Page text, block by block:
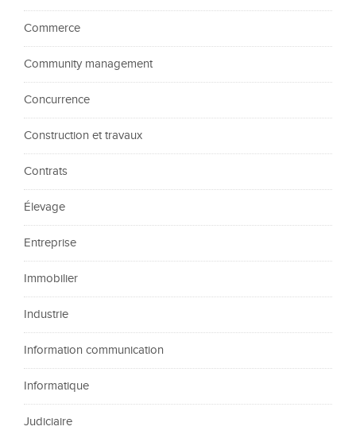
Commerce
Community management
Concurrence
Construction et travaux
Contrats
Élevage
Entreprise
Immobilier
Industrie
Information communication
Informatique
Judiciaire